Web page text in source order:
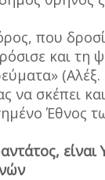
που
και τη
να σκέπει
Έθνος
είναι